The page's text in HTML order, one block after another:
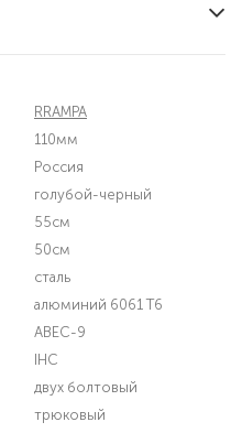
RRAMPA
110мм
Россия
голубой-черный
55см
50см
сталь
алюминий 6061 T6
ABEC-9
IHC
двух болтовый
трюковый